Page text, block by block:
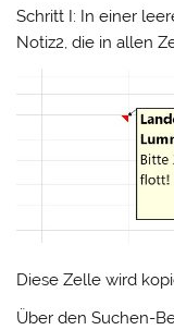
Schritt I: In einer
Notiz2, die in allen
Diese Zelle wird
Über den Suchen-